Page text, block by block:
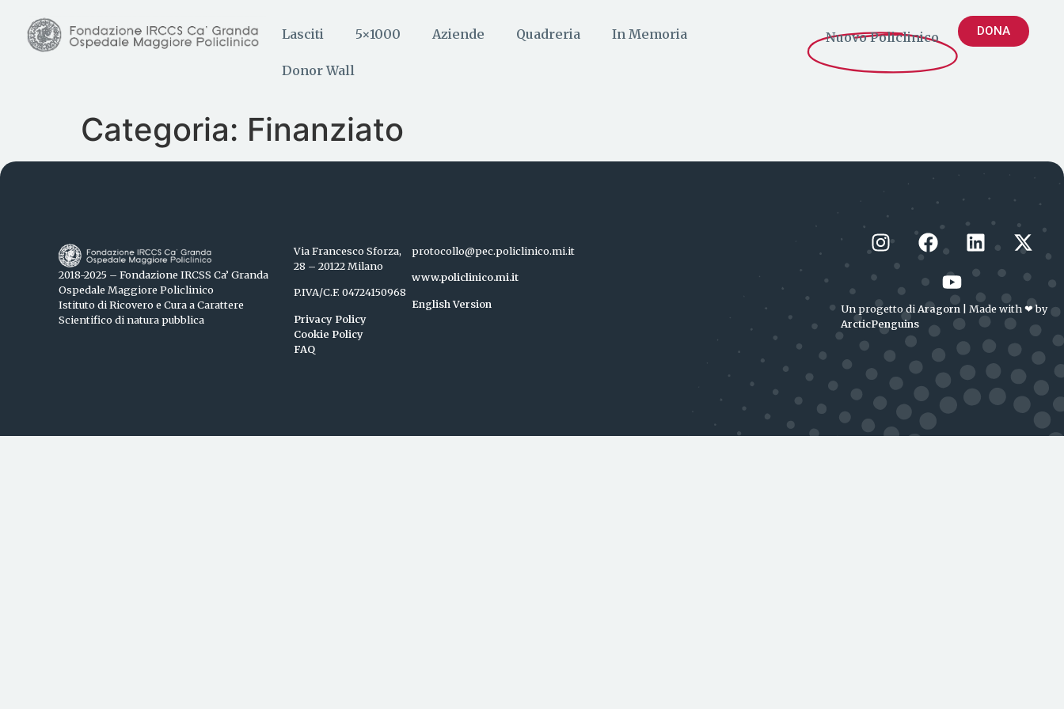
Lasciti 5×1000 Aziende Quadreria In Memoria
Donor Wall
Nuovo Policlinico DONA
Categoria: Finanziato
2018-2025 – Fondazione IRCSS Ca’ Granda
Ospedale Maggiore Policlinico
Istituto di Ricovero e Cura a Carattere
Scientifico di natura pubblica
Via Francesco Sforza,
28 – 20122 Milano
P.IVA/C.F. 04724150968
Privacy Policy
Cookie Policy
FAQ
protocollo@pec.policlinico.mi.it
www.policlinico.mi.it
English Version Un progetto diAragorn| Made with ❤︎ by
ArcticPenguins